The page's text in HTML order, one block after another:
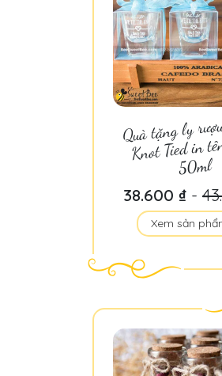
Quà tặng ly
Knot Tied in
50ml
38.600 ₫ -
Xem sản